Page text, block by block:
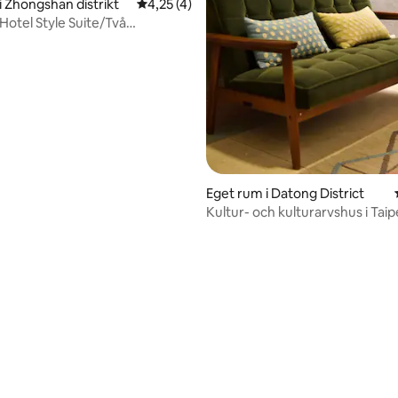
bo i! (*ˉ︶ˉ*)
Zhongshan distrikt 4,25 av 5 i genomsnittligt betyg, 4
4,25 (4)
Style Suite/Två
Eget rum i Datong District
Kultur- och kulturarvshus i